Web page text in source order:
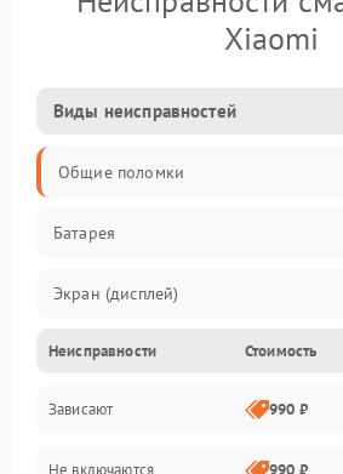
Xiaomi
Виды неисправностей
Общие поломки
Батарея
Экран (дисплей)
Электропитание
Датчики
Неисправности Стоимость
Зависают 990 ₽
Не включаются 990 ₽